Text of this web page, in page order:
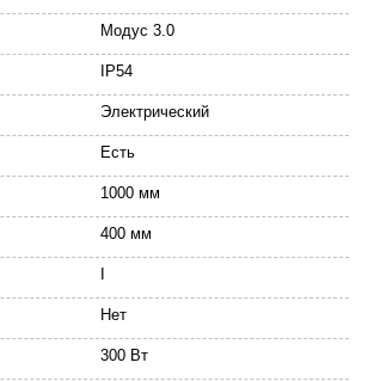
Модус 3.0
IP54
Электрический
Есть
1000 мм
400 мм
Нет
300 Вт